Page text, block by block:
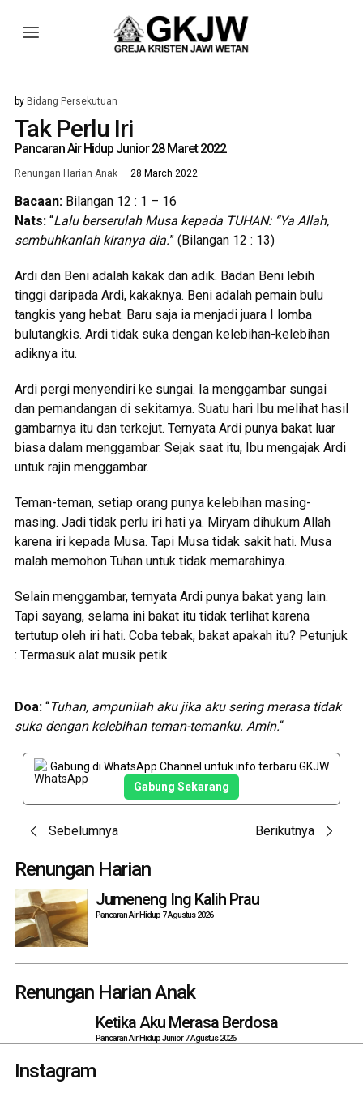
by Bidang Persekutuan
Tak Perlu Iri
Pancaran Air Hidup Junior 28 Maret 2022
Renungan Harian Anak 28 March 2022
Bacaan:Bilangan 12 : 1 – 16
Nats:“Lalu berserulah Musa kepada TUHAN: “Ya Allah,
sembuhkanlah kiranya dia.” (Bilangan 12 : 13)
Ardi dan Beni adalah kakak dan adik. Badan Beni lebih
tinggi daripada Ardi, kakaknya. Beni adalah pemain bulu
tangkis yang hebat. Baru saja ia menjadi juara I lomba
bulutangkis. Ardi tidak suka dengan kelebihan-kelebihan
adiknya itu.
Ardi pergi menyendiri ke sungai. Ia menggambar sungai
dan pemandangan di sekitarnya. Suatu hari Ibu melihat hasil
gambarnya itu dan terkejut. Ternyata Ardi punya bakat luar
biasa dalam menggambar. Sejak saat itu, Ibu mengajak Ardi
untuk rajin menggambar.
Teman-teman,setiap orang punya kelebihan masing-
masing. Jadi tidak perlu iri hati ya. Miryam dihukum Allah
karena iri kepada Musa. Tapi Musa tidak sakit hati. Musa
malah memohon Tuhan untuk tidak memarahinya.
Selain menggambar, ternyata Ardi punya bakat yang lain.
Tapi sayang, selama ini bakat itu tidak terlihat karena
tertutup oleh iri hati. Coba tebak, bakat apakah itu? Petunjuk
: Termasuk alat musik petik
Doa:“Tuhan, ampunilah aku jika aku sering merasa tidak
suka dengan kelebihan teman-temanku. Amin.“
Gabung di WhatsApp Channel untuk info terbaru GKJW
Gabung Sekarang
Post
navigation
Sebelumnya Berikutnya
Renungan Harian
Jumeneng Ing Kalih Prau
Pancaran Air Hidup 7 Agustus 2026
Renungan Harian Anak
Ketika Aku Merasa Berdosa
Pancaran Air Hidup Junior 7 Agustus 2026
Instagram